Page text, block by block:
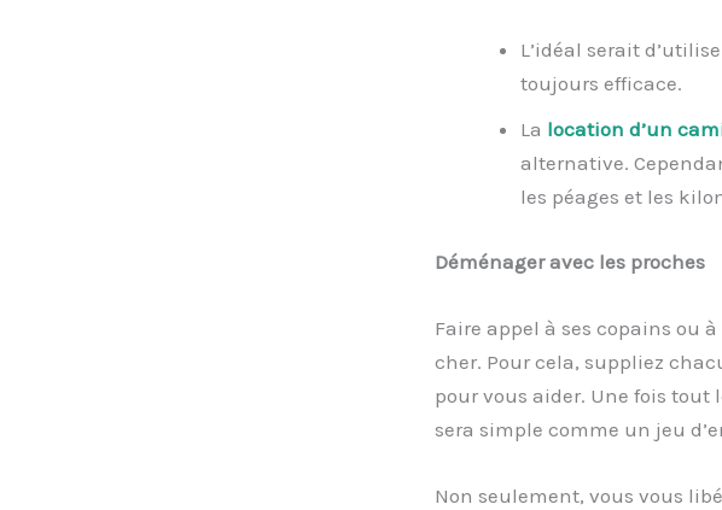
L’idéal serait
toujours efficace.
La location d’un
alternative.
les péages et les
Déménager avec les proches
Faire appel à ses copains ou
cher. Pour cela, suppliez
pour vous aider. Une fois tout
sera simple comme un jeu
Non seulement, vous vous